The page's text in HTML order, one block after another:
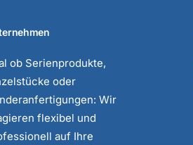
ob Serienprodukte,
oder
Wir
flexibel und
auf Ihre